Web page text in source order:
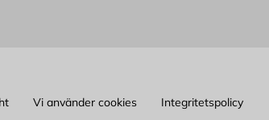
Vi använder cookies Integritetspolicy